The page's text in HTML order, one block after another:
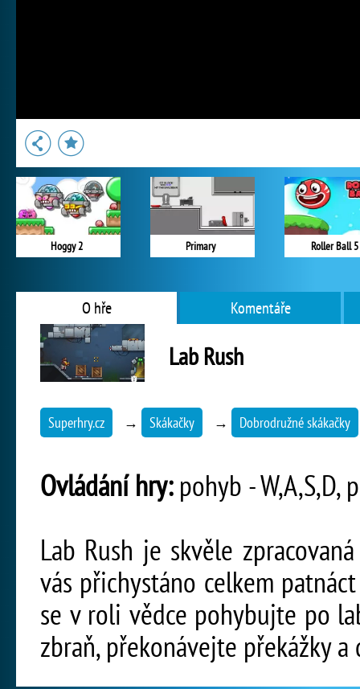
Hoggy 2 Primary Roller Ball 5
O hře Komentáře
Lab Rush
Superhry.cz → Skákačky → Dobrodružné skákačky
Ovládání hry:pohyb - W,A,S,D,
Lab Rush je skvěle
vás přichystáno celkem
se v roli vědce pohybujte po
zbraň, překonávejte překážky